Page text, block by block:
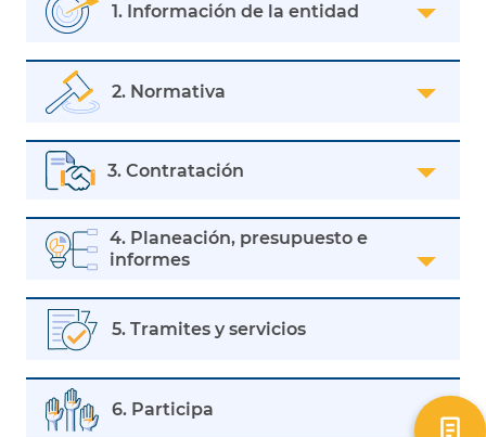
1. Información de la entidad
2. Normativa
3. Contratación
4. Planeación, presupuesto e
informes
5. Tramites y servicios
6. Participa